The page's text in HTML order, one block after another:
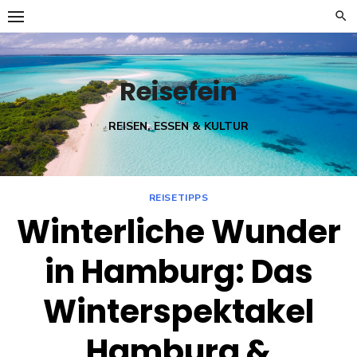
Skip
to
content
Reisefein
REISEN, ESSEN & KULTUR
REISETIPPS
Winterliche Wunder
in Hamburg: Das
Winterspektakel